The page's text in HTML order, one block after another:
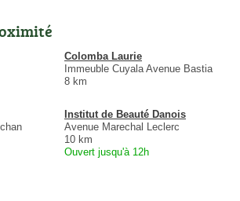
Colomba Laurie
Immeuble Cuyala Avenue Bastia
8 km
Institut de Beauté Danois
Avenue Marechal Leclerc
10 km
Ouvert jusqu'à 12h